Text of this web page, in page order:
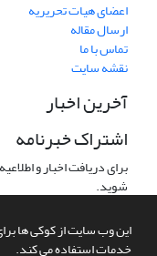
این وب سایت از کوکی ها
خدمات استفاده می کند.
اعضای هیات تحریریه
ارسال مقاله
تماس با ما
نقشه سایت
آخرین اخبار
اشتراک خبرنامه
برای دریافت اخبار و
شوید.